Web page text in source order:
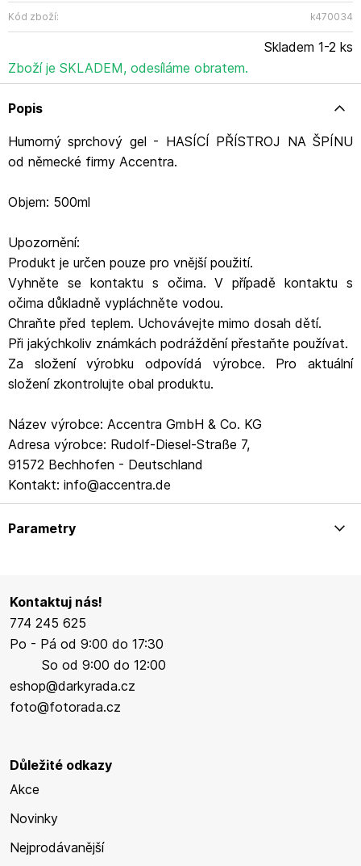
Deutschland Kontakt: info@accentra.de
Kód zboží: k470034
Skladem 1-2 ks
Zboží je SKLADEM, odesíláme obratem.
Popis
Humorný sprchový gel - HASÍCÍ PŘÍSTROJ NA ŠPÍNU
od německé firmy Accentra.
Objem: 500ml
Upozornění:
Produkt je určen pouze pro vnější použití.
Vyhněte se kontaktu s očima. V případě kontaktu s
očima důkladně vypláchněte vodou.
Chraňte před teplem. Uchovávejte mimo dosah dětí.
Při jakýchkoliv známkách podráždění přestaňte používat.
Za složení výrobku odpovídá výrobce. Pro aktuální
složení zkontrolujte obal produktu.
Název výrobce: Accentra GmbH & Co. KG
Adresa výrobce: Rudolf-Diesel-Straße 7,
91572 Bechhofen - Deutschland
Kontakt: info@accentra.de
Parametry
Kontaktuj nás!
774 245 625
Po - Pá od 9:00 do 17:30
So od 9:00 do 12:00
eshop@darkyrada.cz
foto@fotorada.cz
Důležité odkazy
Akce
Novinky
Nejprodávanější